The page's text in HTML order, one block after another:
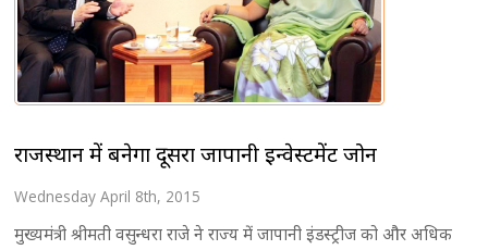
राजस्थान में बनेगा दूसरा जापानी इन्वेस्टमेंट जोन
Wednesday April 8th, 2015
मुख्यमंत्री श्रीमती वसुन्धरा राजे ने राज्य में जापानी इंडस्ट्रीज को और अधिक